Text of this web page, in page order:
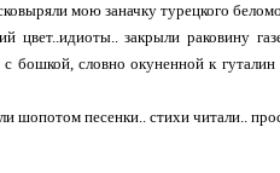
мою заначку турецкого
цвет..идиоты.. закрыли раковину
с бошкой, словно окуненной к
шопотом песенки.. стихи читали..